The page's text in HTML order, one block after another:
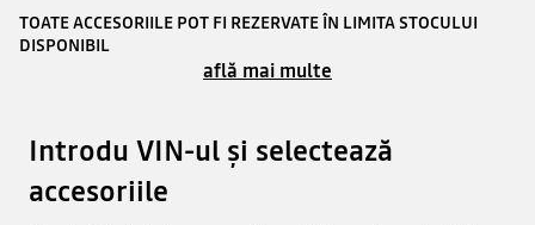
TOATE ACCESORIILE POT FI REZERVATE ÎN LIMITA STOCULUI
DISPONIBIL
află mai multe
Introdu VIN-ul și selectează
accesoriile